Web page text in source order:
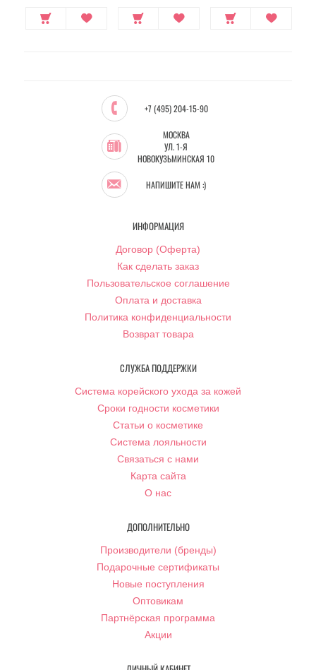
+7 (495) 204-15-90
МОСКВА
УЛ. 1-Я
НОВОКУЗЬМИНСКАЯ 10
НАПИШИТЕ НАМ :)
ИНФОРМАЦИЯ
Договор (Оферта)
Как сделать заказ
Пользовательское соглашение
Оплата и доставка
Политика конфиденциальности
Возврат товара
СЛУЖБА ПОДДЕРЖКИ
Система корейского ухода за кожей
Сроки годности косметики
Статьи о косметике
Система лояльности
Связаться с нами
Карта сайта
О нас
ДОПОЛНИТЕЛЬНО
Производители (бренды)
Подарочные сертификаты
Новые поступления
Оптовикам
Партнёрская программа
Акции